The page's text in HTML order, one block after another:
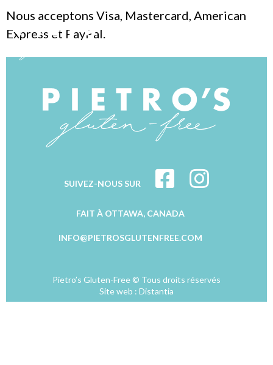
Nous acceptons Visa, Mastercard, American
Express et PayPal.
SUIVEZ-NOUS SUR
FAIT À OTTAWA, CANADA
INFO@PIETROSGLUTENFREE.COM
Pietro’s Gluten-Free © Tous droits réservés
Site web : Distantia